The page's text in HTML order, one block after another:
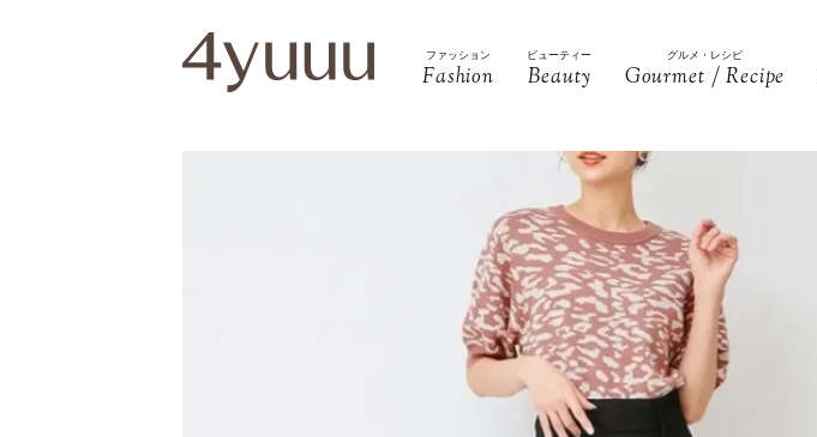
ファッション
Fashion
ビューティー
Beauty
グルメ・レシピ
Gourmet / Recipe